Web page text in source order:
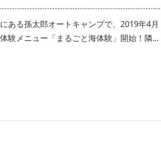
ある孫太郎オートキャンプで、2019年4月
験メニュー「まるごと海体験」開始！隣接